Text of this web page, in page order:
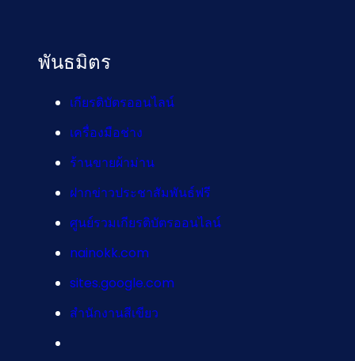
พันธมิตร
เกียรติบัตรออนไลน์
เครื่องมือช่าง
ร้านขายผ้าม่าน
ฝากข่าวประชาสัมพันธ์ฟรี
ศูนย์รวมเกียรติบัตรออนไลน์
nainokk.com
sites.google.com
สำนักงานสีเขียว